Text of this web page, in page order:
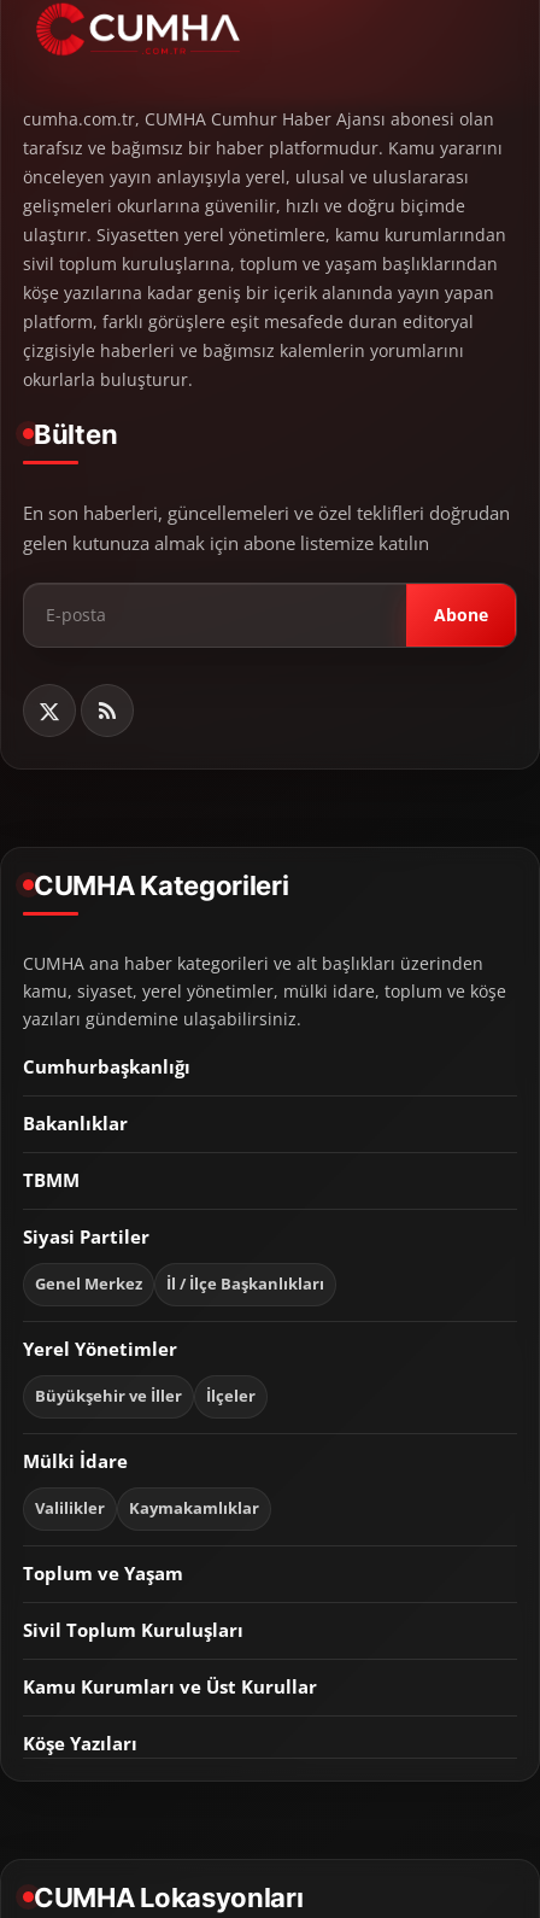
cumha.com.tr, CUMHA Cumhur Haber Ajansı abonesi olan
tarafsız ve bağımsız bir haber platformudur. Kamu yararını
önceleyen yayın anlayışıyla yerel, ulusal ve uluslararası
gelişmeleri okurlarına güvenilir, hızlı ve doğru biçimde
ulaştırır. Siyasetten yerel yönetimlere, kamu kurumlarından
sivil toplum kuruluşlarına, toplum ve yaşam başlıklarından
köşe yazılarına kadar geniş bir içerik alanında yayın yapan
platform, farklı görüşlere eşit mesafede duran editoryal
çizgisiyle haberleri ve bağımsız kalemlerin yorumlarını
okurlarla buluşturur.
Bülten
En son haberleri, güncellemeleri ve özel teklifleri doğrudan
gelen kutunuza almak için abone listemize katılın
Abone
CUMHA Kategorileri
CUMHA ana haber kategorileri ve alt başlıkları üzerinden
kamu, siyaset, yerel yönetimler, mülki idare, toplum ve köşe
yazıları gündemine ulaşabilirsiniz.
Cumhurbaşkanlığı
Bakanlıklar
TBMM
Siyasi Partiler
Genel Merkez İl / İlçe Başkanlıkları
Yerel Yönetimler
Büyükşehir ve İller İlçeler
Mülki İdare
Valilikler Kaymakamlıklar
Toplum ve Yaşam
Sivil Toplum Kuruluşları
Kamu Kurumları ve Üst Kurullar
Köşe Yazıları
CUMHA Lokasyonları